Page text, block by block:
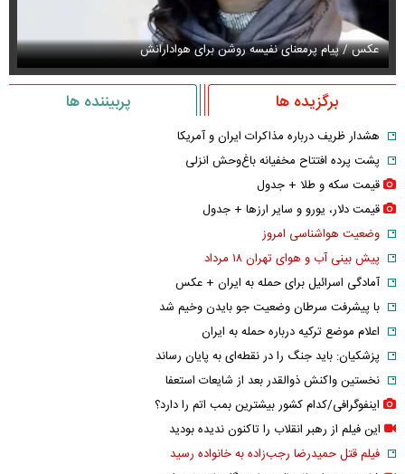
عکس / پیام پرمعنای نفیسه روشن برای هوادارانش
برگزیده ها پربیننده ها
هشدار ظریف درباره مذاکرات ایران و آمریکا
پشت پرده افتتاح مخفیانه باغ‌وحش انزلی
قیمت سکه و طلا + جدول
قیمت دلار، یورو و سایر ارز‌ها + جدول
وضعیت هواشناسی امروز
پیش بینی آب و هوای تهران ۱۸ مرداد
آمادگی اسرائیل برای حمله به ایران + عکس
با پیشرفت سرطان وضعیت جو بایدن وخیم شد
اعلام موضع ترکیه درباره حمله به ایران
پزشکیان: باید جنگ را در نقطه‌ای به پایان رساند
نخستین واکنش ذوالقدر بعد از شایعات استعفا
اینفوگرافی/کدام کشور بیشترین بمب اتم را دارد؟
این فیلم از رهبر انقلاب را تاکنون ندیده بودید
فیلم قتل حمیدرضا رجب‌زاده به خانواده رسید